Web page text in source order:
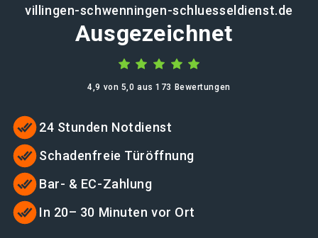
villingen-schwenningen-schluesseldienst.de
Ausgezeichnet
4,9 von 5,0 aus 173 Bewertungen
24 Stunden Notdienst
Schadenfreie Türöffnung
Bar- & EC-Zahlung
In 20– 30 Minuten vor Ort